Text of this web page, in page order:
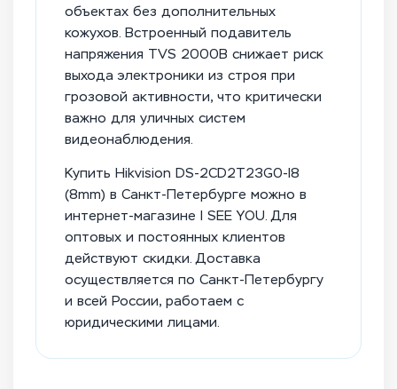
объектах без дополнительных
кожухов. Встроенный подавитель
напряжения TVS 2000В снижает риск
выхода электроники из строя при
грозовой активности, что критически
важно для уличных систем
видеонаблюдения.
Купить Hikvision DS-2CD2T23G0-I8
(8mm) в Санкт-Петербурге можно в
интернет-магазине I SEE YOU. Для
оптовых и постоянных клиентов
действуют скидки. Доставка
осуществляется по Санкт-Петербургу
и всей России, работаем с
юридическими лицами.